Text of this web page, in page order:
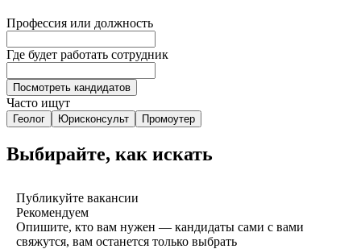
Профессия или должность
Где будет работать сотрудник
Посмотреть кандидатов
Часто ищут
Геолог Юрисконсульт Промоутер
Выбирайте, как искать
Публикуйте вакансии
Рекомендуем
Опишите, кто вам нужен — кандидаты сами с вами
свяжутся, вам останется только выбрать